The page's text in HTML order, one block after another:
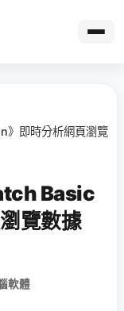
即時分析網頁瀏覽
Basic
覽數據
軟體